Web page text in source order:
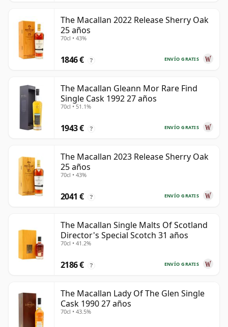
The Macallan 2022 Release Sherry Oak
25 años
70cl • 43%
ENVÍO GRATIS
1846 € ?
The Macallan Gleann Mor Rare Find
Single Cask 1992 27 años
70cl • 51.1%
ENVÍO GRATIS
1943 € ?
The Macallan 2023 Release Sherry Oak
25 años
70cl • 43%
ENVÍO GRATIS
2041 € ?
The Macallan Single Malts Of Scotland
Director's Special Scotch 31 años
70cl • 41.2%
ENVÍO GRATIS
2186 € ?
The Macallan Lady Of The Glen Single
Cask 1990 27 años
70cl • 43.5%